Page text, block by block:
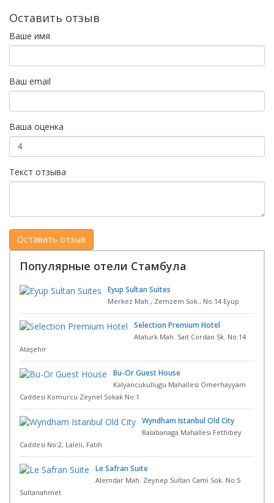
Оставить отзыв
Ваше имя
Ваш email
Ваша оценка
Текст отзыва
Популярные отели Стамбула
Eyup Sultan Suites
Merkez Mah., Zemzem Sok., No.14 Eyup
Selection Premium Hotel
Ataturk Mah. Sait Cordan Sk. No:14
Ataşehir
Bu-Or Guest House
Kalyancukullugu Mahallesi Omerhayyam
Caddesi Komurcu Zeynel Sokak No:1
Wyndham Istanbul Old City
Balabanaga Mahallesi Fethibey
Caddesi No:2, Laleli, Fatih
Le Safran Suite
Alemdar Mah. Zeynep Sultan Cami Sok. No:5
Sultanahmet